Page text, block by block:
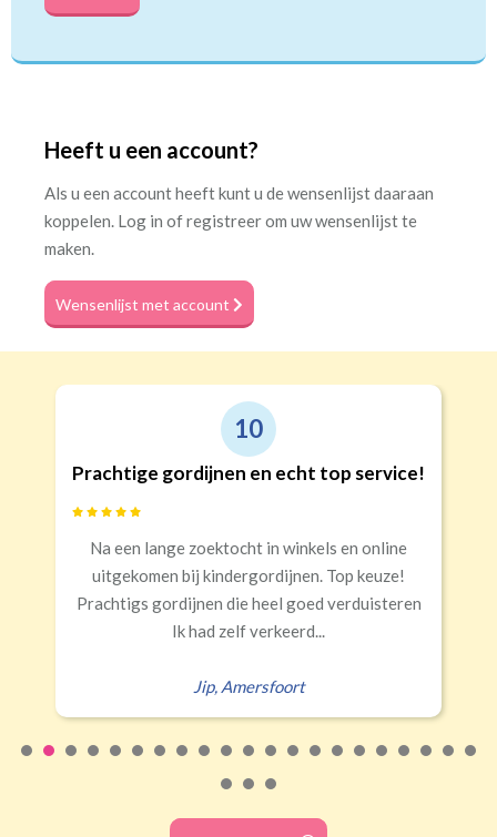
Heeft u een account?
Als u een account heeft kunt u de wensenlijst daaraan
koppelen. Log in of registreer om uw wensenlijst te
maken.
Wensenlijst met account
10
Prachtige gordijnen en echt top service!
Na een lange zoektocht in winkels en online
uitgekomen bij kindergordijnen. Top keuze!
Prachtigs gordijnen die heel goed verduisteren
Ik had zelf verkeerd...
Jip, Amersfoort